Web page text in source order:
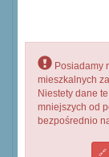
Posiadamy
mieszkalnych
Niestety dane
mniejszych od
bezpośrednio